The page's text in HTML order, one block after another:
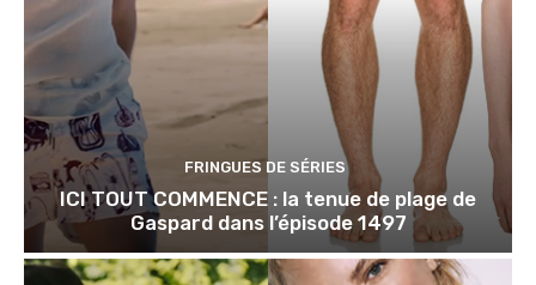
FRINGUES DE SÉRIES
ICI TOUT COMMENCE : la tenue de plage de
Gaspard dans l’épisode 1497